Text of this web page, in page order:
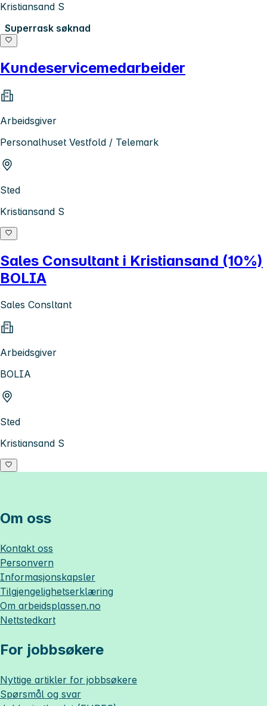
Kristiansand S
Superrask søknad
Kundeservicemedarbeider
Arbeidsgiver
Personalhuset Vestfold / Telemark
Sted
Kristiansand S
Sales Consultant i Kristiansand (10%)
BOLIA
Sales Consltant
Arbeidsgiver
BOLIA
Sted
Kristiansand S
Om oss
Kontakt oss
Personvern
Informasjonskapsler
Tilgjengelighetserklæring
Om arbeidsplassen.no
Nettstedkart
For jobbsøkere
Nyttige artikler for jobbsøkere
Spørsmål og svar